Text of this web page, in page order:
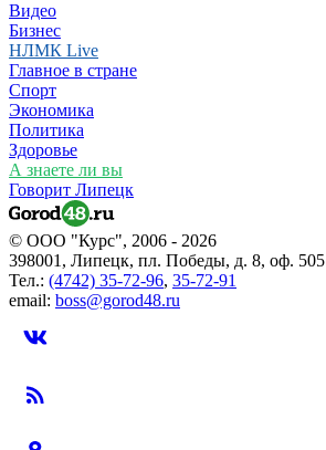
Видео
Бизнес
НЛМК Live
Главное в стране
Спорт
Экономика
Политика
Здоровье
А знаете ли вы
Говорит Липецк
© ООО "Курс", 2006 - 2026
398001, Липецк, пл. Победы, д. 8, оф. 505
Тел.: (4742) 35-72-96, 35-72-91
email: boss@gorod48.ru